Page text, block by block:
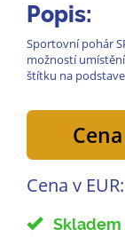
Popis:
Sportovní pohár
možností
štítku na
Cena v EUR:
Skladem